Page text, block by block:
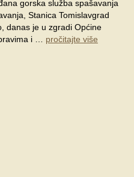
gorska služba spašavanja
Stanica Tomislavgrad
danas je u zgradi Općine
i … pročitajte više